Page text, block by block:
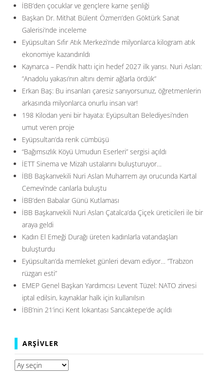
İBB’den çocuklar ve gençlere karne şenliği
Başkan Dr. Mithat Bülent Özmen’den Göktürk Sanat
Galerisi’nde inceleme
Eyüpsultan Sıfır Atık Merkezi’nde milyonlarca kilogram atık
ekonomiye kazandırıldı
Kaynarca – Pendik hattı için hedef 2027 ilk yarısı. Nuri Aslan:
”Anadolu yakası’nın altını demir ağlarla ördük”
Erkan Baş: Bu insanları çaresiz sanıyorsunuz, öğretmenlerin
arkasında milyonlarca onurlu insan var!
198 Kilodan yeni bir hayata: Eyüpsultan Belediyesi’nden
umut veren proje
Eyüpsultan’da renk cümbüşü
“Bağımsızlık Köyü Umudun Eserleri” sergisi açıldı
İETT Sinema ve Mizah ustalarını buluşturuyor…
İBB Başkanvekili Nuri Aslan Muharrem ayı orucunda Kartal
Cemevi’nde canlarla buluştu
İBB’den Babalar Günü Kutlaması
İBB Başkanvekili Nuri Aslan Çatalca’da Çiçek üreticileri ile bir
araya geldi
Kadın El Emeği Durağı üreten kadınlarla vatandaşları
buluşturdu
Eyüpsultan’da memleket günleri devam ediyor… ”Trabzon
rüzgarı esti”
EMEP Genel Başkan Yardımcısı Levent Tüzel: NATO zirvesi
iptal edilsin, kaynaklar halk için kullanılsın
İBB’nin 21’inci Kent lokantası Sancaktepe’de açıldı
ARŞIVLER
Arşivler